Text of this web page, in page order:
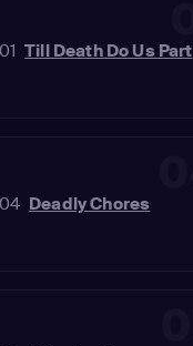
Till Death Do Us Part
Deadly Chores